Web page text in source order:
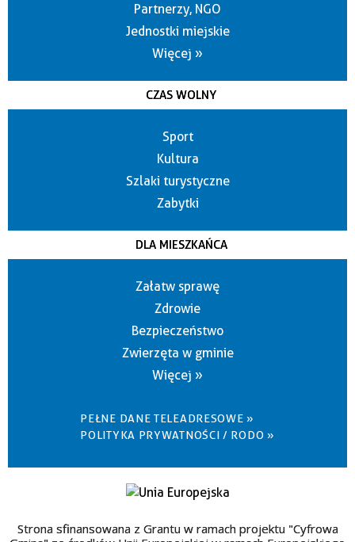
Partnerzy, NGO
Jednostki miejskie
Więcej »
CZAS WOLNY
Sport
Kultura
Szlaki turystyczne
Zabytki
DLA MIESZKAŃCA
Załatw sprawę
Zdrowie
Bezpieczeństwo
Zwierzęta w gminie
Więcej »
PEŁNE DANE TELEADRESOWE »
POLITYKA PRYWATNOŚCI / RODO »
Strona sfinansowana z Grantu w ramach projektu "Cyfrowa